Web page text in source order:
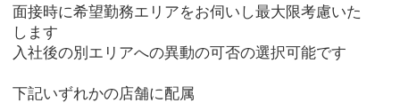
面接時に希望勤務エリアをお伺いし最大限考慮いた
します
入社後の別エリアへの異動の可否の選択可能です
下記いずれかの店舗に配属